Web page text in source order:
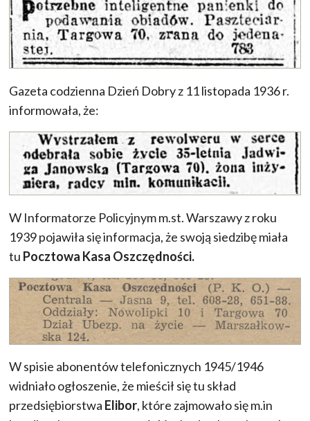
Gazeta codzienna Dzień Dobry z 11 listopada 1936 r.
informowała, że:
W Informatorze Policyjnym m.st. Warszawy z roku
1939 pojawiła się informacja, że swoją siedzibę miała
tu Pocztowa Kasa Oszczędności.
W spisie abonentów telefonicznych 1945/1946
widniało ogłoszenie, że mieścił się tu skład
przedsiębiorstwa Elibor, które zajmowało się m.in